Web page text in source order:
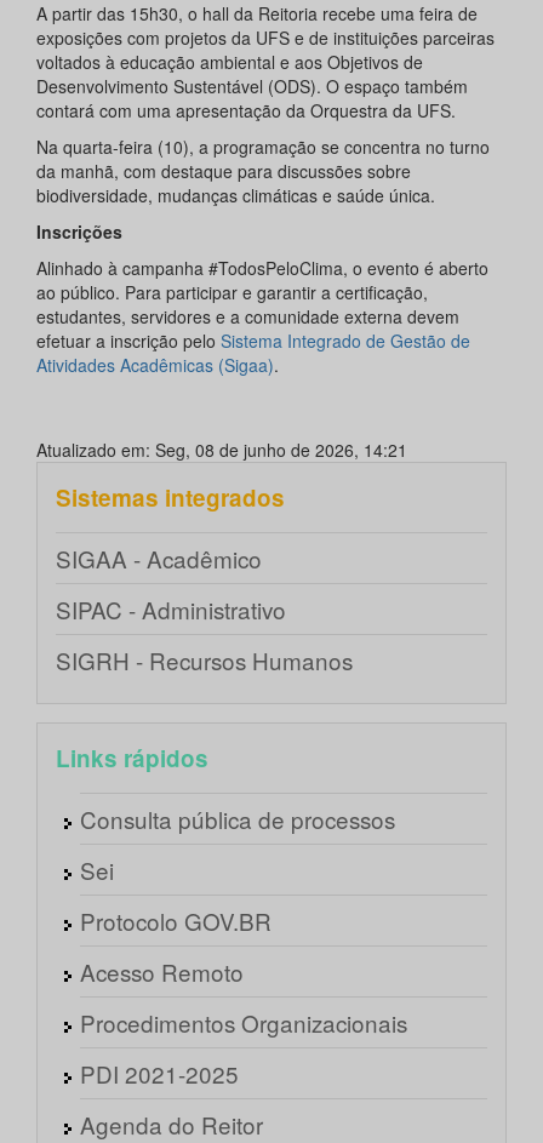
A partir das 15h30, o hall da Reitoria recebe uma feira de
exposições com projetos da UFS e de instituições parceiras
voltados à educação ambiental e aos Objetivos de
Desenvolvimento Sustentável (ODS). O espaço também
contará com uma apresentação da Orquestra da UFS.
Na quarta-feira (10), a programação se concentra no turno
da manhã, com destaque para discussões sobre
biodiversidade, mudanças climáticas e saúde única.
Inscrições
Alinhado à campanha #TodosPeloClima, o evento é aberto
ao público. Para participar e garantir a certificação,
estudantes, servidores e a comunidade externa devem
efetuar a inscrição pelo Sistema Integrado de Gestão de
Atividades Acadêmicas (Sigaa).
Atualizado em: Seg, 08 de junho de 2026, 14:21
Sistemas integrados
SIGAA - Acadêmico
SIPAC - Administrativo
SIGRH - Recursos Humanos
Links rápidos
Consulta pública de processos
Sei
Protocolo GOV.BR
Acesso Remoto
Procedimentos Organizacionais
PDI 2021-2025
Agenda do Reitor